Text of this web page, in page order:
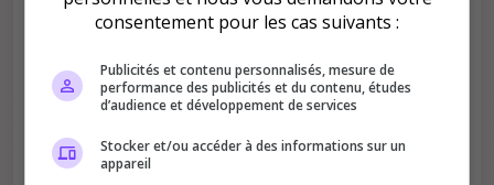
Améliore le classement
Votre vote aide le serveur à monter dans le
consentement pour les cas suivants :
Publicités et contenu personnalisés, mesure de
performance des publicités et du contenu, études
d’audience et développement de services
Stocker et/ou accéder à des informations sur un
appareil